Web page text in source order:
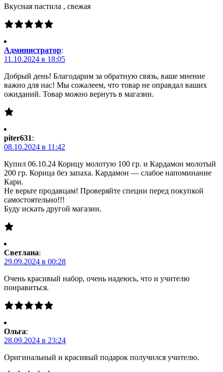
Вкусная пастила , свежая
Администратор:
11.10.2024 в 18:05
Добрый день! Благодарим за обратную связь, ваше мнение
важно для нас! Мы сожалеем, что товар не оправдал ваших
ожиданий. Товар можно вернуть в магазин.
piter631:
08.10.2024 в 11:42
Купил 06.10.24 Корицу молотую 100 гр. и Кардамон молотый
200 гр. Корица без запаха. Кардамон — слабое напоминание
Кари.
Не верьте продавцам! Проверяйте специи перед покупкой
самостоятельно!!!
Буду искать другой магазин.
Светлана:
29.09.2024 в 00:28
Очень красивый набор, очень надеюсь, что и учителю
понравиться.
Ольга:
28.09.2024 в 23:24
Оригинальный и красивый подарок получился учителю.